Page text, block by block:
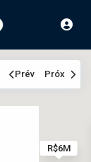
R$6M
Prév Próx